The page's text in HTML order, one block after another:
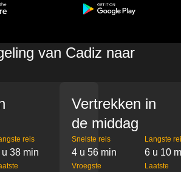
van Cadiz naar
reis
u 38 min
Vertrekken in
de middag
Snelste reis
4 u 56 min
Langste
6 u 10
Vroegste Laatste